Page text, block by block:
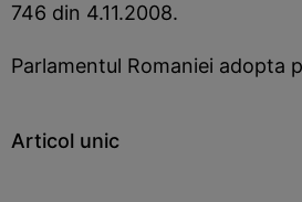
746 din 4.11.2008.
Parlamentul Romaniei adopta
Articol unic